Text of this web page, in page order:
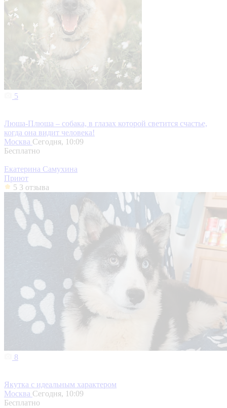
5
Люша-Плюша – собака, в глазах которой светится счастье,
когда она видит человека!
Москва Сегодня, 10:09
Бесплатно
Екатерина Самухина
Приют
5 3 отзыва
8
Якутка с идеальным характером
Москва Сегодня, 10:09
Бесплатно